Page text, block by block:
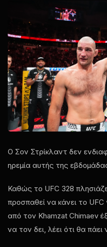
Ο Σον Στρίκλαντ δεν
ηρεμία αυτής της
Καθώς το UFC 328
προσπαθεί να κάνει το UFC
από τον Khamzat Chimaev
να τον δει, λέει ότι θα πάει